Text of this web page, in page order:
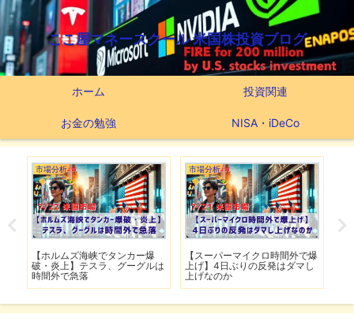
ここ屋マネースクール 米国株投資ブログ
ホーム 投資関連
お金の勉強 NISA・iDeCo
市場分析
【ホルムズ海峡でタンカー爆
破・炎上】テスラ、グーグルは
時間外で急落
市場分析
【スーパーマイクロ時間外で爆
上げ】4日ぶりの反発はダマし
上げなのか